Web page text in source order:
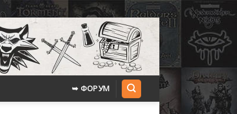
➥ ФОРУМ